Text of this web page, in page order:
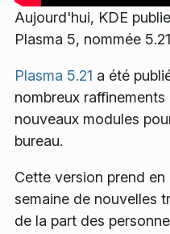
Aujourd'hui, KDE
Plasma 5, nommée
Plasma 5.21 a été
nombreux
nouveaux modules
bureau.
Cette version prend
semaine de nouvelles
de la part des